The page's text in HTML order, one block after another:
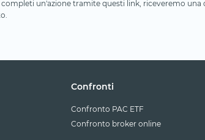
un'azione tramite questi link, riceveremo
Confronti
Confronto PAC ETF
Confronto broker online